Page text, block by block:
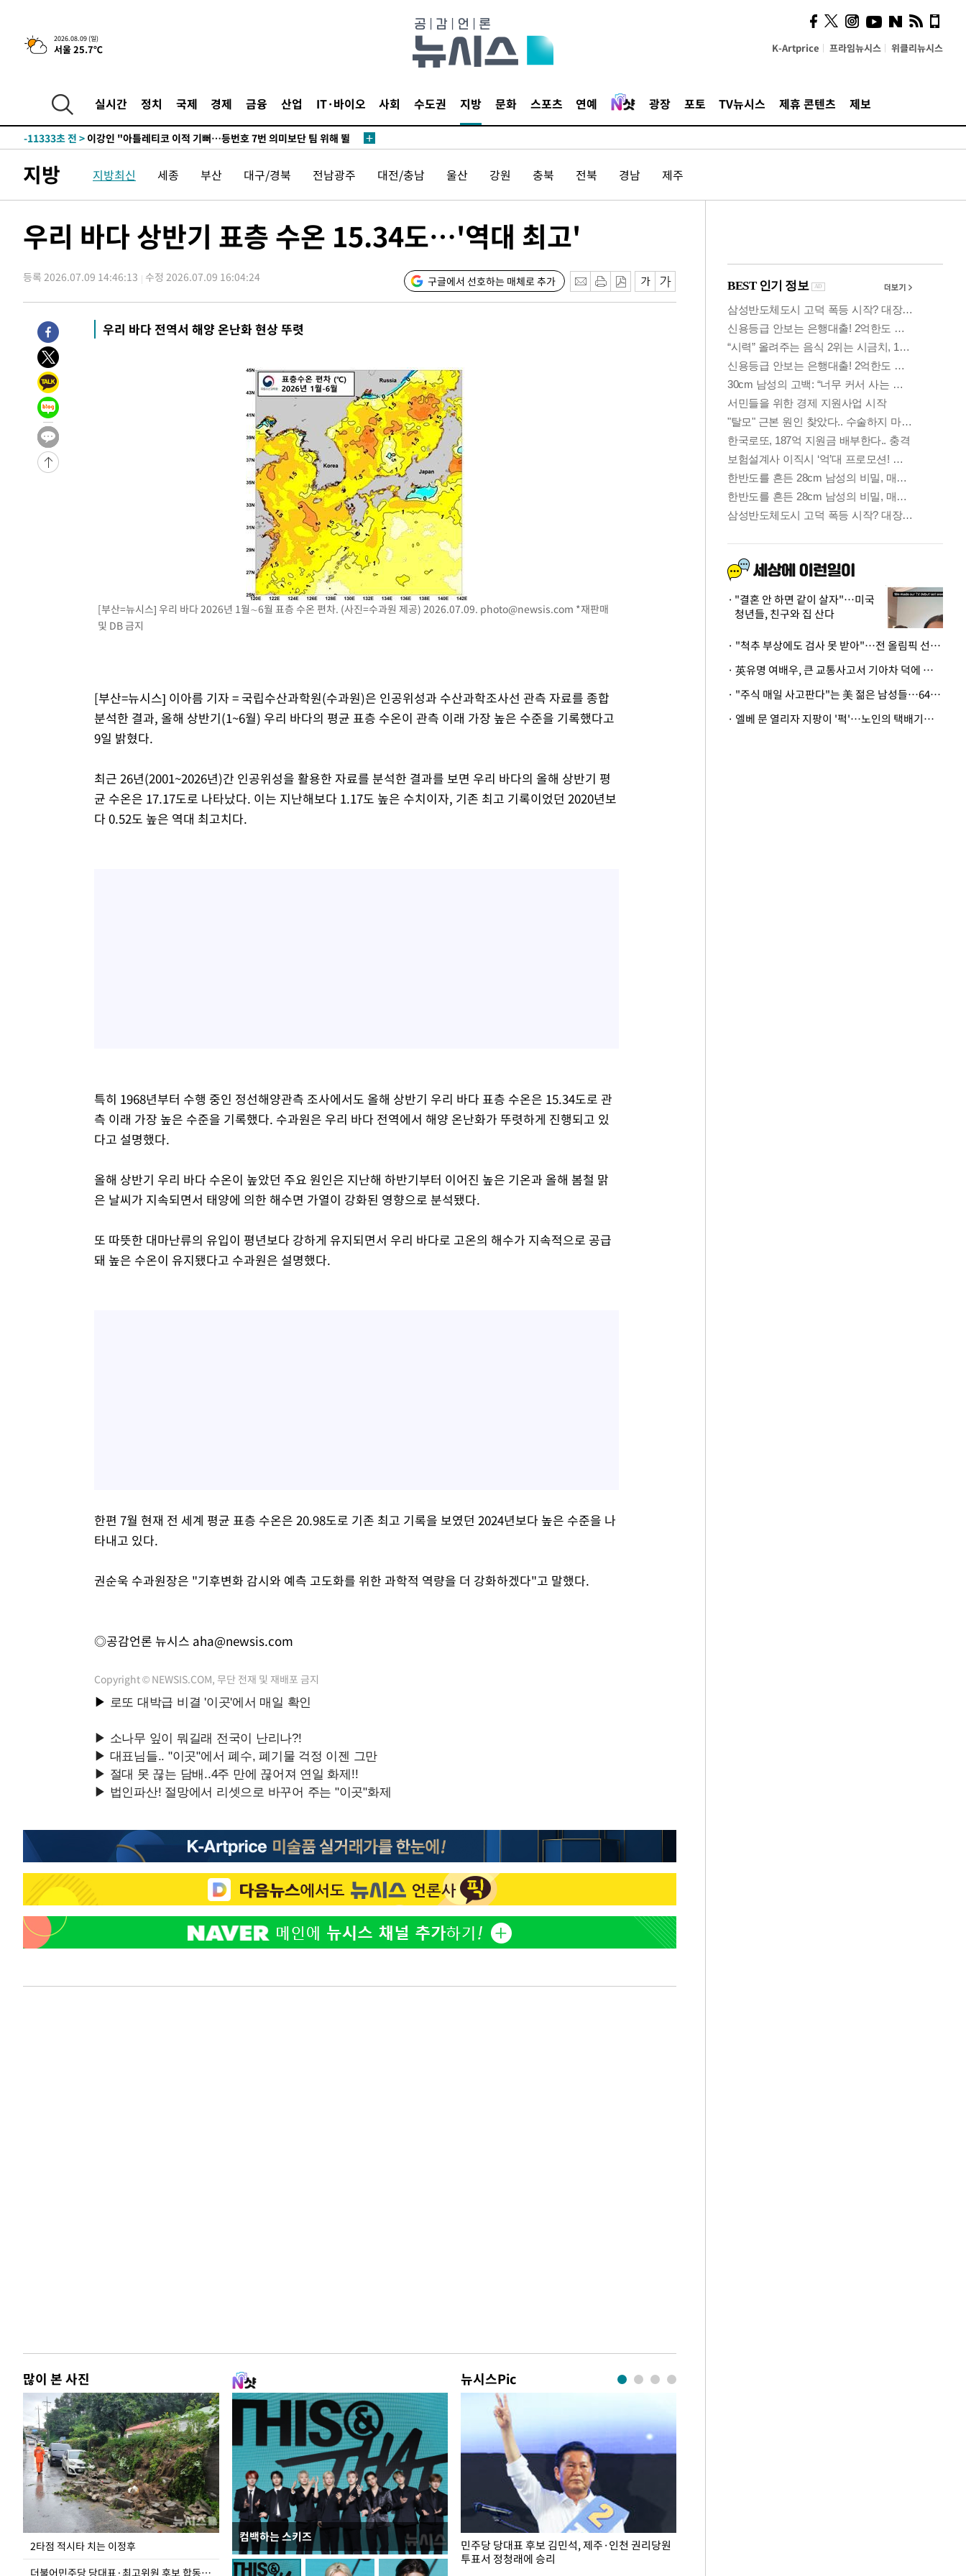
2026.08.09 (일)
서울 25.7℃ K-Artprice 프라임뉴시스 위클리뉴시스
실시간 정치 국제 경제 금융 산업 IT·바이오 사회 수도권 지방 문화 스포츠 연예 광장 포토 TV뉴시스 제휴 콘텐츠 제보
10시간 전 >[속보]뉴욕증시 상승 마감…S&P 0.6% 나스닥 1.3%↑
-21517초 전 >이란 "호르무즈 재개방 합의 근접…美 배상 선행돼야"
한민수·김용 순
-12517초 전 >
[속보]김민석, 與 전대 당원투표 누적 득표율 45.42%로 1위… 정
청래 44.56%
-11799초 전 >
42.08%·宋 10.17%
-11333초 전 > 이강인 "아틀레티코 이적 기뻐…등번호 7번 의미보단 팀 위해 뛸
-5042초 전 >
낮 최고 35도 '무더위'…동해안 시간당 30㎜ '강한 비'[내일날씨]
-4312초 전 >[속보]이강인 "감독님이 원하는 마음 느꼈고, 많은 트로피 원해 아틀
-3063초 전 >
온열질환 사망자 3명 늘어…누적 환자 3000명 돌파
1시간 전 >백운산서 80년근 천종산삼 9뿌리 발견…감정가 1.3억원
2시간 전 >선재도서 해루질 나섰다 실종 60대, 닷새 만에 숨진 채 발견
3시간 전 >
남자 농구, 나고야 아시안게임서 '홈팀' 일본과 한일전
3시간 전 >
여수 오동도 해상서 모터보트 전복…1명 사망·1명 실종
4시간 전 >
날씨]
5시간 전 >
축구협회 "압수수색·성접대 논란 사과…쇄신의 기회로 삼겠다"
5시간 전 >
[속보]'압수수색·성접대 논란' 축구협회 "실망과 걱정 안겨드려 죄송"
8시간 전 >
'최고 37도' 폭염 지속…강원동해안 최대 150㎜ 비
10시간 전 >
[속보]뉴욕증시 상승 마감…S&P 0.6% 나스닥 1.3%↑
-21517초 전 >
이란 "호르무즈 재개방 합의 근접…美 배상 선행돼야"
[속보]與최고위원 제주·인천 순회경선…박선원·최민희·서미화·
[속보]김민석, 與 전대 당원투표 누적 득표율 45.42%로 1위… 정
[속보]與 대표 경선 제주·인천 당원투표…金 47.75%·鄭
이강인 "아틀레티코 이적 기뻐…등번호 7번 의미보단 팀 위해 뛸
[속보]與 당대표 경선, 제주·인천 권리당원 투표 김민석 승리
낮 최고 35도 '무더위'…동해안 시간당 30㎜ '강한 비'[내일날씨]
[속보]이강인 "감독님이 원하는 마음 느꼈고, 많은 트로피 원해 아틀
수도권 40도 육박 '펄펄'…동해안 일부 지역엔 호의주의보
선재도서 해루질 나섰다 실종 60대, 닷새 만에 숨진 채 발견
남자 농구, 나고야 아시안게임서 '홈팀' 일본과 한일전
여수 오동도 해상서 모터보트 전복…1명 사망·1명 실종
축구협회 "압수수색·성접대 논란 사과…쇄신의 기회로 삼겠다"
[속보]'압수수색·성접대 논란' 축구협회 "실망과 걱정 안겨드려 죄송"
'최고 37도' 폭염 지속…강원동해안 최대 150㎜ 비
지방 지방최신 세종 부산 대구/경북 전남광주 대전/충남 울산 강원 충북 전북 경남 제주
우리 바다 상반기 표층 수온 15.34도…'역대 최고'
등록 2026.07.09 14:46:13 수정 2026.07.09 16:04:24 구글에서 선호하는 매체로 추가
우리 바다 전역서 해양 온난화 현상 뚜렷
[부산=뉴시스] 우리 바다 2026년 1월∼6월 표층 수온 편차. (사진=수과원 제공) 2026.07.09. photo@newsis.com *재판매
및 DB 금지
[부산=뉴시스] 이아름 기자 = 국립수산과학원(수과원)은 인공위성과 수산과학조사선 관측 자료를 종합
분석한 결과, 올해 상반기(1~6월) 우리 바다의 평균 표층 수온이 관측 이래 가장 높은 수준을 기록했다고
9일 밝혔다.
최근 26년(2001~2026년)간 인공위성을 활용한 자료를 분석한 결과를 보면 우리 바다의 올해 상반기 평
균 수온은 17.17도로 나타났다. 이는 지난해보다 1.17도 높은 수치이자, 기존 최고 기록이었던 2020년보
다 0.52도 높은 역대 최고치다.
특히 1968년부터 수행 중인 정선해양관측 조사에서도 올해 상반기 우리 바다 표층 수온은 15.34도로 관
측 이래 가장 높은 수준을 기록했다. 수과원은 우리 바다 전역에서 해양 온난화가 뚜렷하게 진행되고 있
다고 설명했다.
올해 상반기 우리 바다 수온이 높았던 주요 원인은 지난해 하반기부터 이어진 높은 기온과 올해 봄철 맑
은 날씨가 지속되면서 태양에 의한 해수면 가열이 강화된 영향으로 분석됐다.
또 따뜻한 대마난류의 유입이 평년보다 강하게 유지되면서 우리 바다로 고온의 해수가 지속적으로 공급
돼 높은 수온이 유지됐다고 수과원은 설명했다.
한편 7월 현재 전 세계 평균 표층 수온은 20.98도로 기존 최고 기록을 보였던 2024년보다 높은 수준을 나
타내고 있다.
권순욱 수과원장은 "기후변화 감시와 예측 고도화를 위한 과학적 역량을 더 강화하겠다"고 말했다.
◎공감언론 뉴시스 aha@newsis.com
Copyright © NEWSIS.COM, 무단 전재 및 재배포 금지
많이 본 사진
2타점 적시타 치는 이정후
더불어민주당 당대표·최고위원 후보 합동연설회
컴백하는 스키즈
뉴시스Pic
이번주 국회에는 무슨 일이? [뉴시스국회토pic]
민주당 당대표 후보 김민석, 제주·인천 권리당원
투표서 정청래에 승리
사이 해답 찾았죠"…알을
깨고 나온 '초자아'
"결혼 안 하면 같이 살자"…미국
청년들, 친구와 집 산다
· "척추 부상에도 검사 못 받아"…전 올림픽 선수, 美봅슬레이협회 상대 소송
· 英유명 여배우, 큰 교통사고서 기아차 덕에 살았다
· "주식 매일 사고판다"는 美 젊은 남성들…64%가 "나는 인생의 패배자“
· 엘베 문 열리자 지팡이 '퍽'…노인의 택배기사 폭행 이유